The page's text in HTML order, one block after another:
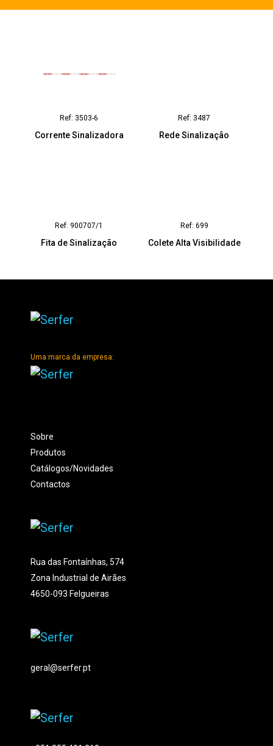
Ref: 3503-6
Corrente Sinalizadora
Ref: 3487
Rede Sinalização
Ref: 900707/1
Fita de Sinalização
Ref: 699
Colete Alta Visibilidade
Uma marca da empresa:
Sobre
Produtos
Catálogos/Novidades
Contactos
Rua das Fontaínhas, 574
Zona Industrial de Airães
4650-093 Felgueiras
geral@serfer.pt